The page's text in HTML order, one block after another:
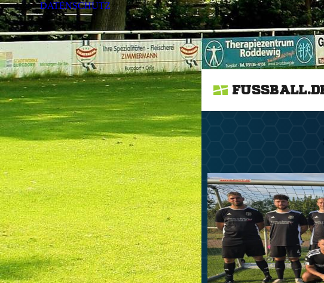
DATENSCHUTZ